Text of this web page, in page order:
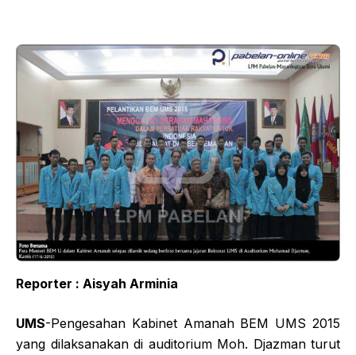
Reporter : Aisyah Arminia
UMS-Pengesahan Kabinet Amanah BEM UMS 2015
yang dilaksanakan di auditorium Moh. Djazman turut